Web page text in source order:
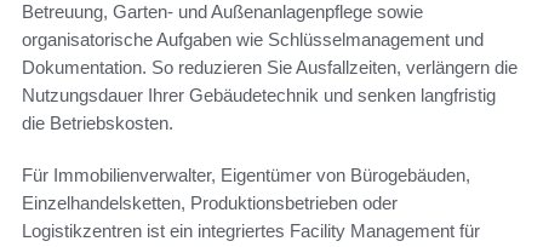
Betreuung, Garten- und Außenanlagenpflege sowie
organisatorische Aufgaben wie Schlüsselmanagement und
Dokumentation. So reduzieren Sie Ausfallzeiten, verlängern die
Nutzungsdauer Ihrer Gebäudetechnik und senken langfristig
die Betriebskosten.
Für Immobilienverwalter, Eigentümer von Bürogebäuden,
Einzelhandelsketten, Produktionsbetrieben oder
Logistikzentren ist ein integriertes Facility Management für